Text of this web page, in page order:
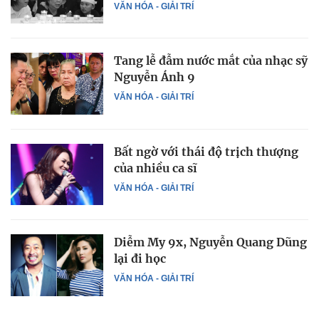
VĂN HÓA - GIẢI TRÍ
VĂN HÓA - GIẢI TRÍ
Tang lễ đẫm nước mắt của nhạc sỹ
Nguyễn Ánh 9
VĂN HÓA - GIẢI TRÍ
Bất ngờ với thái độ trịch thượng
của nhiều ca sĩ
VĂN HÓA - GIẢI TRÍ
Diễm My 9x, Nguyễn Quang Dũng
lại đi học